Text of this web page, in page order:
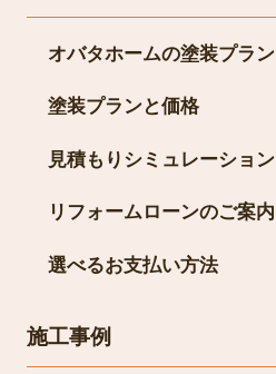
オバタホームの塗装プラン
塗装プランと価格
見積もりシミュレーション
リフォームローンのご案内
選べるお支払い方法
施工事例